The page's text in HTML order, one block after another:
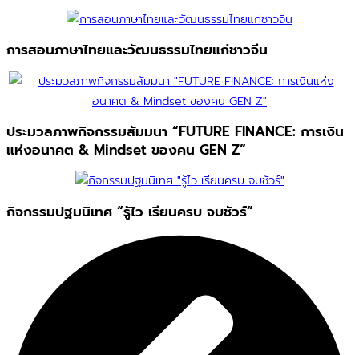
การสอนภาษาไทยและวัฒนธรรมไทยแก่ชาวจีน
ประมวลภาพกิจกรรมสัมมนา “FUTURE FINANCE: การเงิน
แห่งอนาคต & Mindset ของคน GEN Z”
กิจกรรมปฐมนิเทศ “รู้ไว เรียนครบ จบชัวร์”